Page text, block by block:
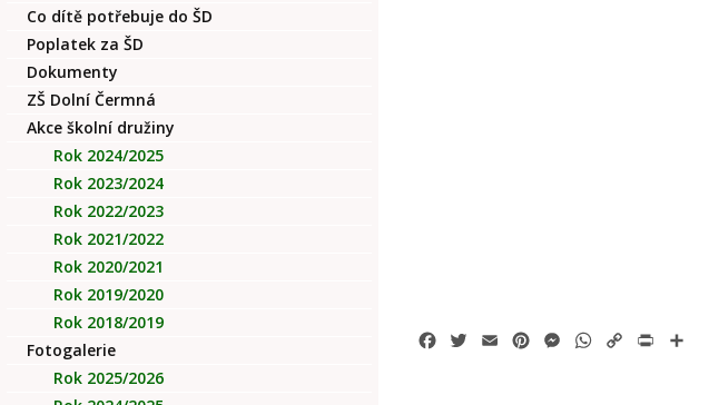
FacebookTwitterEmail PinterestMessenger
WhatsApp
Copy
Print
Co dítě potřebuje do ŠD
Poplatek za ŠD
Dokumenty
ZŠ Dolní Čermná
Akce školní družiny
Rok 2024/2025
Rok 2023/2024
Rok 2022/2023
Rok 2021/2022
Rok 2020/2021
Rok 2019/2020
Rok 2018/2019
Fotogalerie
Rok 2025/2026